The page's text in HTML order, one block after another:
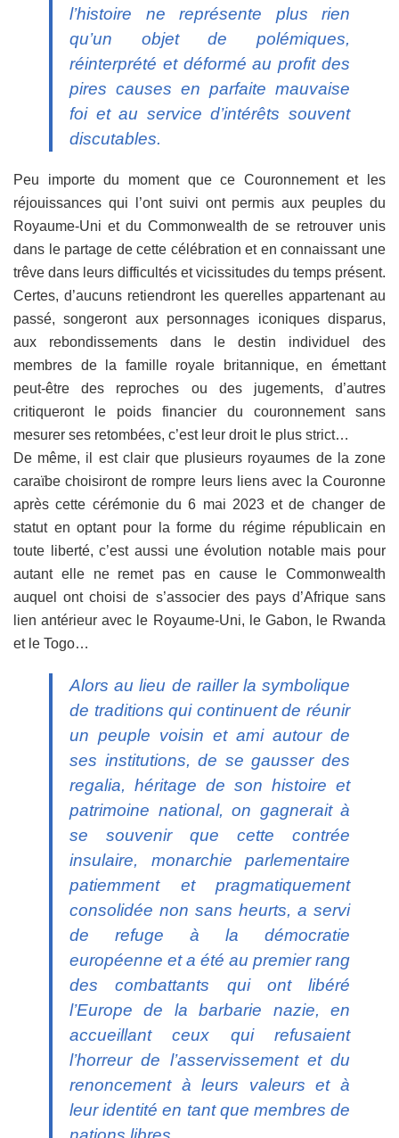
l’histoire ne représente plus rien
qu’un objet de polémiques,
réinterprété et déformé au profit des
pires causes en parfaite mauvaise
foi et au service d’intérêts souvent
discutables.
Peu importe du moment que ce Couronnement et les
réjouissances qui l’ont suivi ont permis aux peuples du
Royaume-Uni et du Commonwealth de se retrouver unis
dans le partage de cette célébration et en connaissant une
trêve dans leurs difficultés et vicissitudes du temps présent.
Certes, d’aucuns retiendront les querelles appartenant au
passé, songeront aux personnages iconiques disparus,
aux rebondissements dans le destin individuel des
membres de la famille royale britannique, en émettant
peut-être des reproches ou des jugements, d’autres
critiqueront le poids financier du couronnement sans
mesurer ses retombées, c’est leur droit le plus strict…
De même, il est clair que plusieurs royaumes de la zone
caraïbe choisiront de rompre leurs liens avec la Couronne
après cette cérémonie du 6 mai 2023 et de changer de
statut en optant pour la forme du régime républicain en
toute liberté, c’est aussi une évolution notable mais pour
autant elle ne remet pas en cause le Commonwealth
auquel ont choisi de s’associer des pays d’Afrique sans
lien antérieur avec le Royaume-Uni, le Gabon, le Rwanda
et le Togo…
Alors au lieu de railler la symbolique
de traditions qui continuent de réunir
un peuple voisin et ami autour de
ses institutions, de se gausser des
regalia, héritage de son histoire et
patrimoine national, on gagnerait à
se souvenir que cette contrée
insulaire, monarchie parlementaire
patiemment et pragmatiquement
consolidée non sans heurts, a servi
de refuge à la démocratie
européenne et a été au premier rang
des combattants qui ont libéré
l’Europe de la barbarie nazie, en
accueillant ceux qui refusaient
l’horreur de l’asservissement et du
renoncement à leurs valeurs et à
leur identité en tant que membres de